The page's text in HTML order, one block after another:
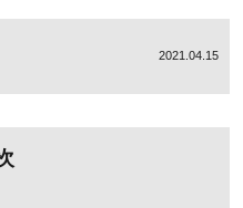
2021.04.15